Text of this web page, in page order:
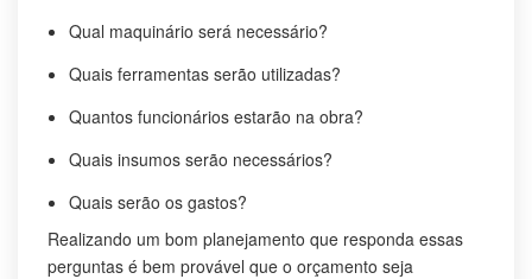
Qual maquinário será necessário?
Quais ferramentas serão utilizadas?
Quantos funcionários estarão na obra?
Quais insumos serão necessários?
Quais serão os gastos?
Realizando um bom planejamento que responda essas
perguntas é bem provável que o orçamento seja